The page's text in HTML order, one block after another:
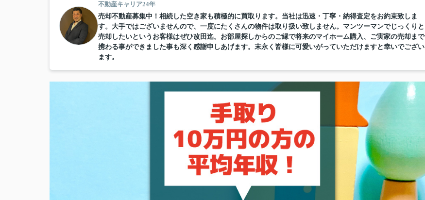
不動産キャリア24年
売却不動産募集中！相続した空き家も積極的に買取ります。当社は迅速・丁寧・納得査定をお約束致しま
す。大手ではございませんので、一度にたくさんの物件は取り扱い致しません。マンツーマンでじっくりと
売却したいというお客様はぜひ改田迄。お部屋探しからのご縁で将来のマイホーム購入、ご実家の売却まで
携わる事ができました事も深く感謝申しあげます。末永く皆様に可愛いがっていただけますと幸いでござい
ます。